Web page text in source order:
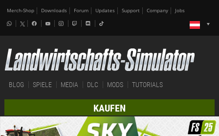
Merch-Shop Downloads Forum Updates Support Company Jobs
BLOG SPIELE MEDIA DLC MODS TUTORIALS
KAUFEN